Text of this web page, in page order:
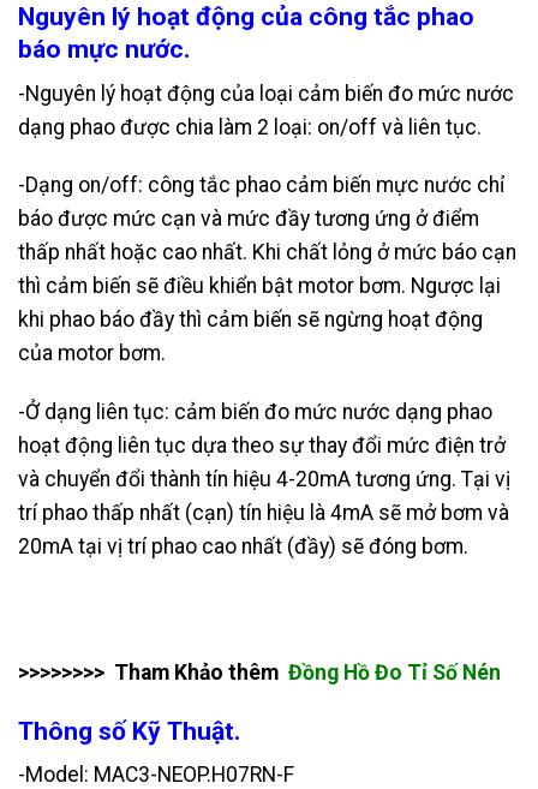
Nguyên lý hoạt động của công tắc phao
báo mực nước.
-Nguyên lý hoạt động của loại cảm biến đo mức nước
dạng phao được chia làm 2 loại: on/off và liên tục.
-Dạng on/off: công tắc phao cảm biến mực nước chỉ
báo được mức cạn và mức đầy tương ứng ở điểm
thấp nhất hoặc cao nhất. Khi chất lỏng ở mức báo cạn
thì cảm biến sẽ điều khiển bật motor bơm. Ngược lại
khi phao báo đầy thì cảm biến sẽ ngừng hoạt động
của motor bơm.
-Ở dạng liên tục: cảm biến đo mức nước dạng phao
hoạt động liên tục dựa theo sự thay đổi mức điện trở
và chuyển đổi thành tín hiệu 4-20mA tương ứng. Tại vị
trí phao thấp nhất (cạn) tín hiệu là 4mA sẽ mở bơm và
20mA tại vị trí phao cao nhất (đầy) sẽ đóng bơm.
>>>>>>>> Tham Khảo thêm Đồng Hồ Đo Tỉ Số Nén
Thông số Kỹ Thuật.
-Model: MAC3-NEOP.H07RN-F